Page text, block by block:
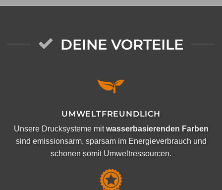
DEINE VORTEILE
UMWELTFREUNDLICH
Unsere Drucksysteme mitwasserbasierenden Farben
sind emissionsarm, sparsam im Energieverbrauch und
schonen somit Umweltressourcen.